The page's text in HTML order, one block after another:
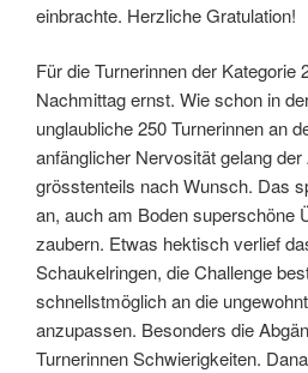
einbrachte. Herzliche Gratulation!
Für die Turnerinnen der Kategorie
Nachmittag ernst. Wie schon in
unglaubliche 250 Turnerinnen an
anfänglicher Nervosität gelang
grösstenteils nach Wunsch. Das
an, auch am Boden superschöne
zaubern. Etwas hektisch verlief
Schaukelringen, die Challenge
schnellstmöglich an die
anzupassen. Besonders die
Turnerinnen Schwierigkeiten.